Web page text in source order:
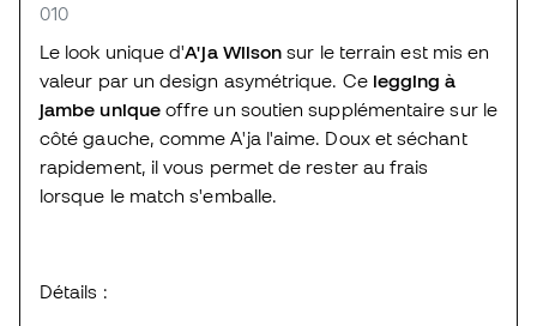
010
Le look unique d'A'ja Wilson sur le terrain est mis en
valeur par un design asymétrique. Ce legging à
jambe uniqueoffre un soutien supplémentaire sur le
côté gauche, comme A'ja l'aime. Doux et séchant
rapidement, il vous permet de rester au frais
lorsque le match s'emballe.
Détails :